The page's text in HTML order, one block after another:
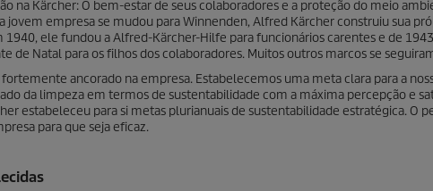
na Kärcher: O bem-estar de seus colaboradores e a proteção do meio
empresa se mudou para Winnenden, Alfred Kärcher construiu sua
ele fundou a Alfred-Kärcher-Hilfe para funcionários carentes e de
de Natal para os filhos dos colaboradores. Muitos outros marcos se
ancorado na empresa. Estabelecemos uma meta clara para a
da limpeza em termos de sustentabilidade com a máxima percepção e
estabeleceu para si metas plurianuais de sustentabilidade estratégica. O
para que seja eficaz.